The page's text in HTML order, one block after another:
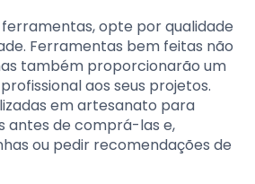
opte por qualidade
Ferramentas bem feitas não
também proporcionarão um
aos seus projetos.
em artesanato para
antes de comprá-las e,
ou pedir recomendações de